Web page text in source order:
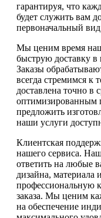
гарантируя, что
будет служить вам
первоначальный
Мы ценим время
быструю доставку в
Заказы
всегда стремимся к
доставлена точно в
оптимизированным
предложить
наши услуги
Клиентская
нашего сервиса.
ответить на любые
дизайна, материала
профессиональную
заказа. Мы ценим
на обеспечение